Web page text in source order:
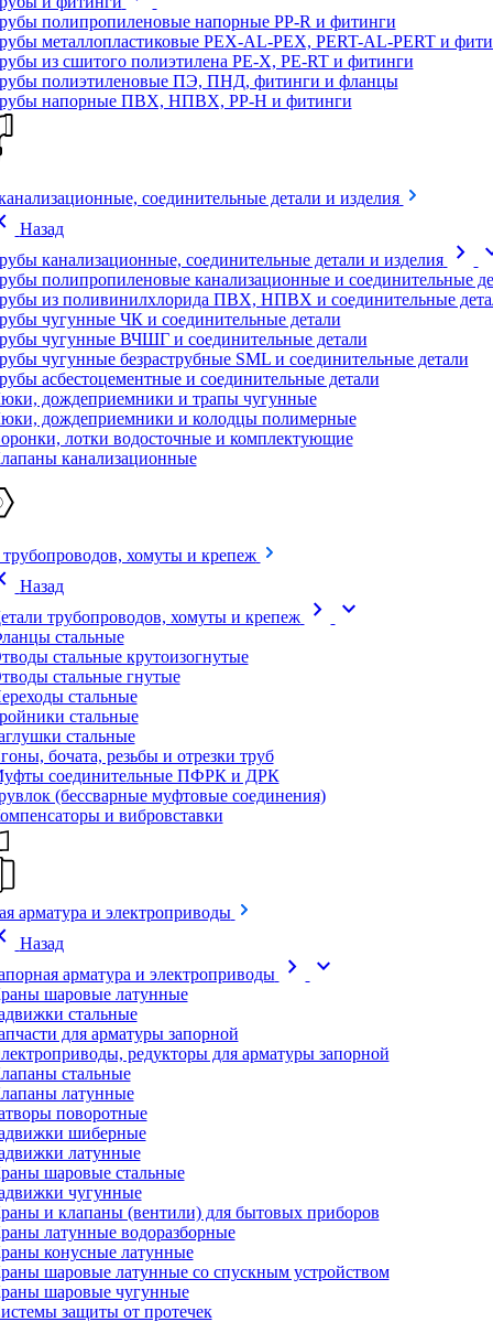
полипропиленовые напорные PP-R и фитинги
металлопластиковые PEX-AL-PEX, PERT-AL-PERT и
из сшитого полиэтилена PE-X, PE-RT и фитинги
полиэтиленовые ПЭ, ПНД, фитинги и фланцы
напорные ПВХ, НПВХ, PP-H и фитинги
соединительные детали и изделия
Назад
канализационные, соединительные детали и изделия
chevron_right
полипропиленовые канализационные и соединительные
из поливинилхлорида ПВХ, НПВХ и соединительные
чугунные ЧК и соединительные детали
чугунные ВЧШГ и соединительные детали
чугунные безраструбные SML и соединительные детали
асбестоцементные и соединительные детали
дождеприемники и трапы чугунные
дождеприемники и колодцы полимерные
лотки водосточные и комплектующие
канализационные
трубопроводов, хомуты и крепеж
Назад
трубопроводов, хомуты и крепеж
chevron_right expand_more
стальные
стальные крутоизогнутые
стальные гнутые
стальные
стальные
стальные
бочата, резьбы и отрезки труб
соединительные ПФРК и ДРК
(бессварные муфтовые соединения)
и вибровставки
арматура и электроприводы
Назад
арматура и электроприводы
chevron_right expand_more
шаровые латунные
стальные
для арматуры запорной
редукторы для арматуры запорной
стальные
латунные
поворотные
шиберные
латунные
шаровые стальные
чугунные
и клапаны (вентили) для бытовых приборов
латунные водоразборные
конусные латунные
шаровые латунные со спускным устройством
шаровые чугунные
защиты от протечек